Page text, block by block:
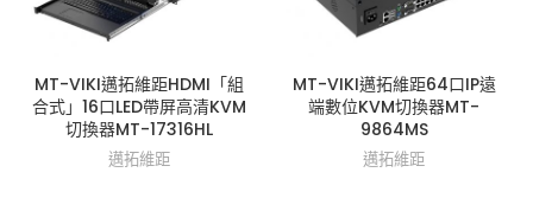
MT-VIKI邁拓維距HDMI「組
合式」16口LED帶屏高清KVM
切換器MT-17316HL
邁拓維距
MT-VIKI邁拓維距64口IP遠
端數位KVM切換器MT-
9864MS
邁拓維距